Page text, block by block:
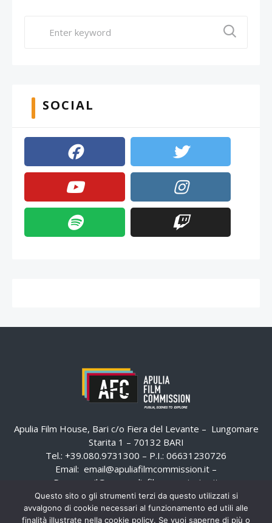
SOCIAL
Apulia Film House, Bari c/o Fiera del Levante – Lungomare
Starita 1 – 70132 BARI
Tel.: +39.080.9731300 – P.I.: 06631230726
Email: email@apuliafilmcommission.it –
Pec:
email@pec.apuliafilmcommission.it
Questo sito o gli strumenti terzi da questo utilizzati si
avvalgono di cookie necessari al funzionamento ed utili alle
finalità illustrate nella cookie policy. Se vuoi saperne di più o